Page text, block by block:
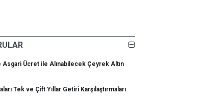
Asgari Ücret ile Alınabilecek Çeyrek Altın
Tek ve Çift Yıllar Getiri Karşılaştırmaları